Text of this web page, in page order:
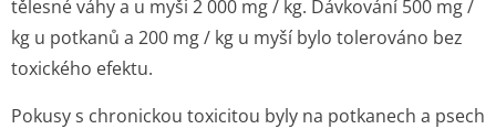
tělesné váhy a u myši 2 000 mg / kg. Dávkování 500 mg /
kg u potkanů a 200 mg / kg u myší bylo tolerováno bez
toxického efektu.
Pokusy s chronickou toxicitou byly na potkanech a psech